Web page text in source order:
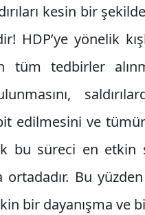
kesin bir şekilde
HDP’ye yönelik
tüm tedbirler
edilmesini ve
bu süreci en etkin
Bu
bir dayanışma ve